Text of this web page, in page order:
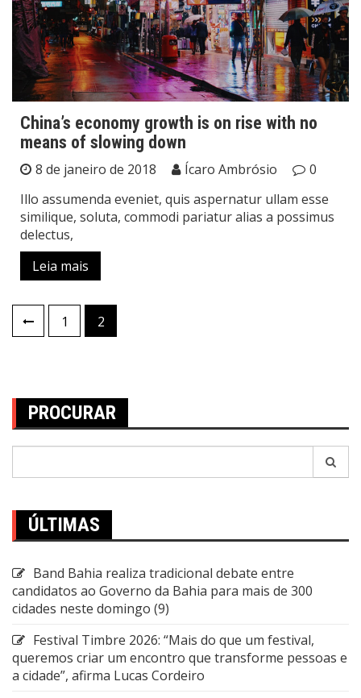
China’s economy growth is on rise with no
means of slowing down
8 de janeiro de 2018 Ícaro Ambrósio
0
Illo assumenda eveniet, quis aspernatur ullam esse
similique, soluta, commodi pariatur alias a possimus
delectus,
Leia mais
Paginação
de
1 2
PROCURAR
ÚLTIMAS
Band Bahia realiza tradicional debate entre
candidatos ao Governo da Bahia para mais de 300
cidades neste domingo (9)
Festival Timbre 2026: “Mais do que um festival,
queremos criar um encontro que transforme pessoas e
a cidade”, afirma Lucas Cordeiro